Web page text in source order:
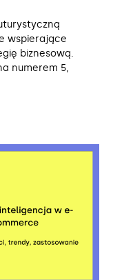
wspierające
biznesową.
numerem 5,